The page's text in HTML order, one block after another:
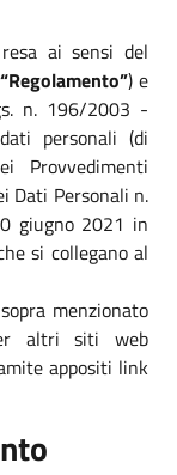
ai sensi del
“Regolamento”) e
n. 196/2003 -
personali (di
Provvedimenti
Dati Personali n.
giugno 2021 in
si collegano al
menzionato
altri siti web
appositi link